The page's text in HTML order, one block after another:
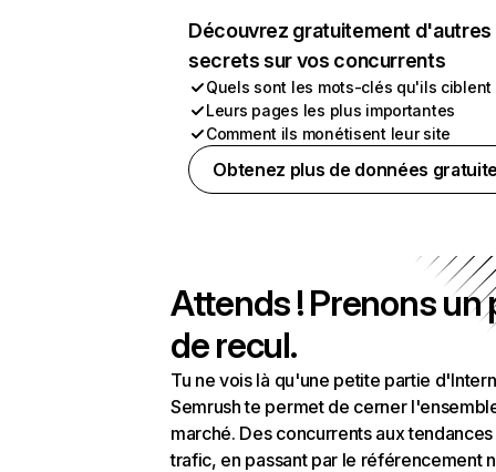
Découvrez gratuitement d'autres
secrets sur vos concurrents
Quels sont les mots-clés qu'ils ciblent
Leurs pages les plus importantes
Comment ils monétisent leur site
Obtenez plus de données
Attends ! Prenons un
de recul.
Tu ne vois là qu'une petite partie
Semrush te permet de cerner
marché. Des concurrents aux
trafic, en passant par le référencement